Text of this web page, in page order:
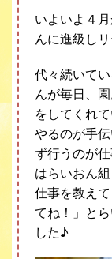
いよいよ４
んに進級しリ
代々続いて
んが毎日、
をしてくれ
やるのが手
ず行うのが
はらいおん
仕事を教え
てね！」と
した♪